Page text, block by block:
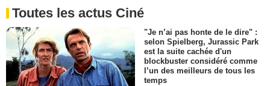
Toutes les actus Ciné
"Je n’ai pas honte de le dire" :
selon Spielberg, Jurassic Park
est la suite cachée d'un
blockbuster considéré comme
l’un des meilleurs de tous les
temps